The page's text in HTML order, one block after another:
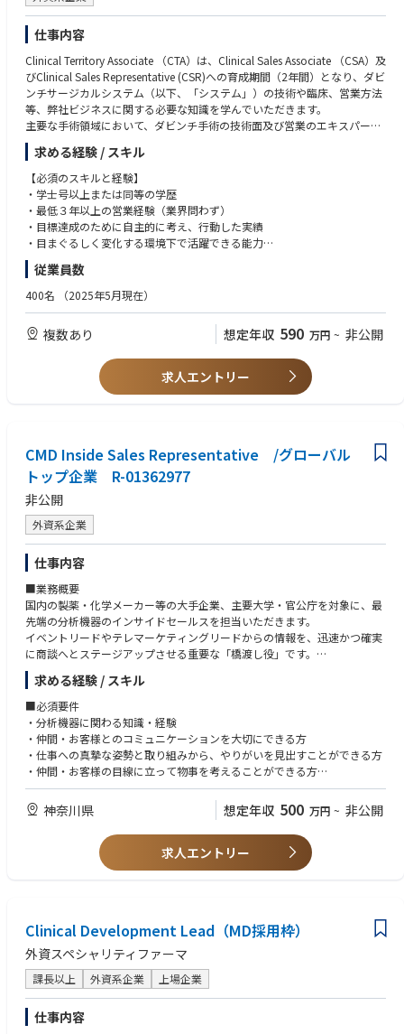
仕事内容
Clinical Territory Associate （CTA）は、Clinical Sales Associate （CSA）及
びClinical Sales Representative (CSR)への育成期間（2年間）となり、ダビ
ンチサージカルシステム（以下、「システム」）の技術や臨床、営業方法
等、弊社ビジネスに関する必要な知識を学んでいただきます。
主要な手術領域において、ダビンチ手術の技術面及び営業のエキスパート
となるためのトレーニングを受け、配属されたエリアでの営業活動を通し
てシステム導入後の稼働率を最大化するサポートを行います。
基本的な職務
• 医師や医療スタッフに対して、ダビンチ手術テクノロジートレーニング
パスウェイ（初症例を実施される前に修了いただくことが必須となるトレ
ーニングプログラム）とスキルアップ過程について説明する。
• 医師や医療スタッフに対して、オンサイトトレーニング（実機を使用し
研修）を実施する。
• 担当施設全診療科のTR100トレーニング（ダビンチ執刀医が認定証取得
のために行うラボトレーニング）の練習を担当する。
• 医師や医療スタッフに対して、製品のデモンストレーションやインサー
ビス（製品の説明と実際にシステムを触りながら理解していただく）を主
• システムを使用した手術に立会い、製品の安全使用のためにサポートす
式の採用に繋がる営業活動、マーケティング活動のサポートやコーディネ
ーションを行う。
• 日報（営業・症例報告、営業活動の結果）や経費精算、社内オンライン
トレーニングや社内システムを使用した事務処理を行う。
求める経験 / スキル
【必須のスキルと経験】
・学士号以上または同等の学歴
・最低３年以上の営業経験（業界問わず）
・目標達成のために自主的に考え、行動した実績
・目まぐるしく変化する環境下で活躍できる能力
・誠実さ、素直さを兼ね備え、責任感を持った行動ができる方
・MS Office（Excel/Word/PPT）の基礎的な知識
・日本語ネイティブ、もしくはN1相当レベル
【望ましいスキルと経験】
・医療業界、特に医療機器業界経験者
従業員数
400名 （2025年5月現在）
複数あり 想定年収 590 万円 ~ 非公開
求人エントリー
CMD Inside Sales Representative /グローバル
トップ企業 R-01362977
非公開
外資系企業
仕事内容
■業務概要
国内の製薬・化学メーカー等の大手企業、主要大学・官公庁を対象に、最
先端の分析機器のインサイドセールスを担当いただきます。
イベントリードやテレマーケティングリードからの情報を、迅速かつ確実
に商談へとステージアップさせる重要な「橋渡し役」です。
製品の必要性や要求仕様を伺うだけでなく、お客様の今後の研究開発ビジ
ョンや現在抱えている課題を伺いながらコミュニケーションを深め、
良好な関係を構築・維持する“リーディングヒッター”としてのポジション
です。真に必要とされるものは何かを考え、
当社ソリューションを通じた課題解決提案や当社機器への切替提案を行い
ます。世の中の5年先・10年先の研究開発に関わり、
日本の科学技術の振興に携わることができます。
■主な仕事内容
・見込み顧客の育成（ナーチャリング）
・電話・メール・Web等によるアプローチと商談機会の創出
・マーケティングチームと連携したリード創出施策の立案・実行
・アプローチリスト等の資料作成
■業務で使用するツール
・Salesforce（アプローチリストの参照、実績算出等）
・Sansan（顧客連絡先の確認等）
・Microsoft Office（書類作成等）
・HighSpot（製品関連資料の調査等）
求める経験 / スキル
■必須要件
・分析機器に関わる知識・経験
・仲間・お客様とのコミュニケーションを大切にできる方
・仕事への真摯な姿勢と取り組みから、やりがいを見出すことができる方
・仲間・お客様の目線に立って物事を考えることができる方
・自主的・自律的に業務に取り組める方
・次々と起きる新しいこと（新製品や新たな分析アプリケーション）にわ
くわくできる方
・会社の成長フェーズを一緒に楽しめる方
神奈川県 想定年収 500 万円 ~ 非公開
求人エントリー
Clinical Development Lead（MD採用枠）
外資スペシャリティファーマ
課長以上 外資系企業 上場企業
仕事内容